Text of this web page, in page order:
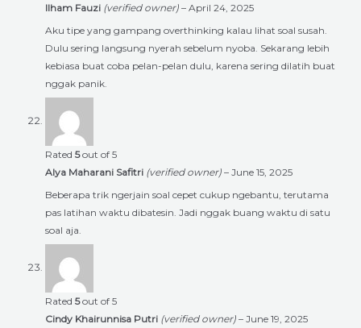
Ilham Fauzi (verified owner) – April 24, 2025
Aku tipe yang gampang overthinking kalau lihat soal susah.
Dulu sering langsung nyerah sebelum nyoba. Sekarang lebih
kebiasa buat coba pelan-pelan dulu, karena sering dilatih buat
nggak panik.
Rated 5out of 5
Alya Maharani Safitri (verified owner) – June 15, 2025
Beberapa trik ngerjain soal cepet cukup ngebantu, terutama
pas latihan waktu dibatesin. Jadi nggak buang waktu di satu
soal aja.
Rated 5out of 5
Cindy Khairunnisa Putri (verified owner) – June 19, 2025